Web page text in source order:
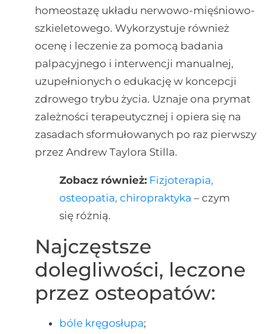
homeostazę układu nerwowo-mięśniowo-
szkieletowego. Wykorzystuje również
ocenę i leczenie za pomocą badania
palpacyjnego i interwencji manualnej,
uzupełnionych o edukację w koncepcji
zdrowego trybu życia. Uznaje ona prymat
zależności terapeutycznej i opiera się na
zasadach sformułowanych po raz pierwszy
przez Andrew Taylora Stilla.
Zobacz również: Fizjoterapia,
osteopatia, chiropraktyka – czym
się różnią.
Najczęstsze
dolegliwości, leczone
przez osteopatów:
bóle kręgosłupa;